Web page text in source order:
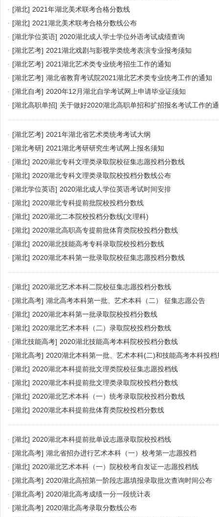
· [湖北] 2021年湖北美术联考合格分数线
· [湖北] 2021湖北美术联考合格分数线公布
· [湖北学位英语] 2020湖北成人学士学位外语考试成绩查询
· [湖北艺考] 2021湖北戏剧与影视学类统考表演专业报考须知
· [湖北艺考] 2021湖北艺术类专业统考招生工作的通知
· [湖北艺考] 湖北省教育考试院2021湖北艺术类专业统考工作的通知
· [湖北自考] 2020年12月湖北自学考试网上申请毕业证须知
· [湖北高职单招] 关于做好2020湖北高职单招和扩招报名考试工作的
· [湖北艺考] 2021年湖北省艺术类统考考试大纲
· [湖北考研] 2021湖北考研研究生考试网上报名须知
· [湖北] 2020湖北专科文理类录取院校征集志愿投档分数线
· [湖北] 2020湖北专科文理类录取院校投档分数线公布
· [湖北学位英语] 2020湖北成人学位英语考试时间安排
· [湖北] 2020湖北专科提前批院校投档分数线
· [湖北] 2020湖北二本院校投档分数线(文理科)
· [湖北] 2020湖北高职高专提前批体育类院校投档分数线
· [湖北] 2020湖北技能高考专科录取院校投档分数线
· [湖北] 2020湖北本科第一批录取院校征集志愿投档分数线
· [湖北] 2020湖北艺术本科二院校征集志愿投档分数线
· [湖北高考] 湖北高考本科第一批、艺术本科（二） 征集志愿公告
· [湖北] 2020湖北本科第一批录取院校投档分数线
· [湖北] 2020湖北艺术本科（二）录取院校投档分数线
· [湖北技能高考] 2020湖北技能高考本科院校投档分数线
· [湖北高考] 2020湖北本科第一批、艺术本科(二)和技能高考本科投档
· [湖北] 2020湖北本科提前批文理类院校征集志愿投档线
· [湖北] 2020湖北本科提前批文理类录取院校投档分数线
· [湖北] 2020湖北艺术本科（一）统考录取院校投档分数线
· [湖北] 2020湖北本科提前批体育类院校投档分数线
· [湖北] 2020湖北本科提前批单设志愿录取院校投档线
· [湖北高考] 湖北省招办进行艺术本科（一）校考第一志愿投档
· [湖北] 2020湖北艺术本科（一）院校校考自发证一志愿投档线
· [湖北高考] 2020湖北高招第一阶段志愿填报录取批次查询时间公布
· [湖北高考] 2020湖北高考成绩一分一段统计表
· [湖北高考] 2020湖北高考录取分数线公布